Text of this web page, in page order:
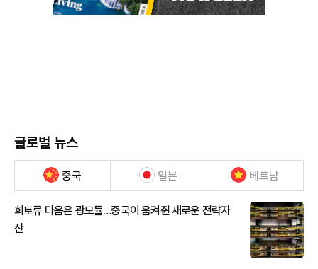
글로벌 뉴스
중국 일본 베트남
희토류 다음은 광모듈…중국이 움켜쥔 새로운 전략자
산